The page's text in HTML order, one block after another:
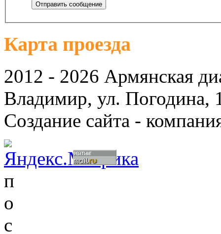
Отправить сообщение
Карта проезда
2012 - 2026 Армянская
Владимир, ул. Погодина,
Создание сайта -
п
о
с